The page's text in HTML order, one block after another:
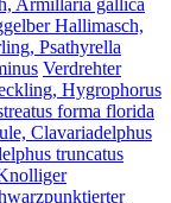
Armillaria gallica
Hallimasch,
Psathyrella
Verdrehter
Hygrophorus
forma florida
Clavariadelphus
truncatus